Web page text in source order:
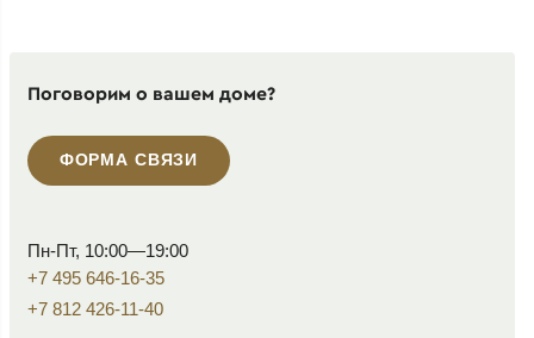
Поговорим о вашем доме?
ФОРМА СВЯЗИ
Пн-Пт, 10:00—19:00
+7 495 646-16-35
+7 812 426-11-40